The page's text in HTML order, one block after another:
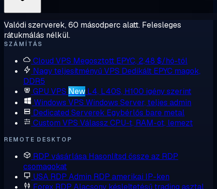
Valódi szerverek, 60 másodperc alatt. Felesleges
rátukmálás nélkül.
SZÁMÍTÁS
Cloud VPS Megosztott EPYC, 2,48 $/hó-tól
Nagy teljesítményű VPS Dedikált EPYC magok,
DDR5
GPU VPS New L4, L40S, H100 igény szerint
Windows VPS Windows Server, teljes admin
Dedicated Serverek Egybérlős bare metal
Custom VPS Válassz CPU-t, RAM-ot, lemezt
REMOTE DESKTOP
RDP vásárlása Hasonlítsd össze az RDP
csomagokat
USA RDP Admin RDP amerikai IP-ken
Forex RDP Alacsony késleltetésű trading asztal